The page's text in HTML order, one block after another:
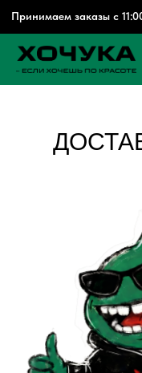
Принимаем заказы с 11:00 до 22:30